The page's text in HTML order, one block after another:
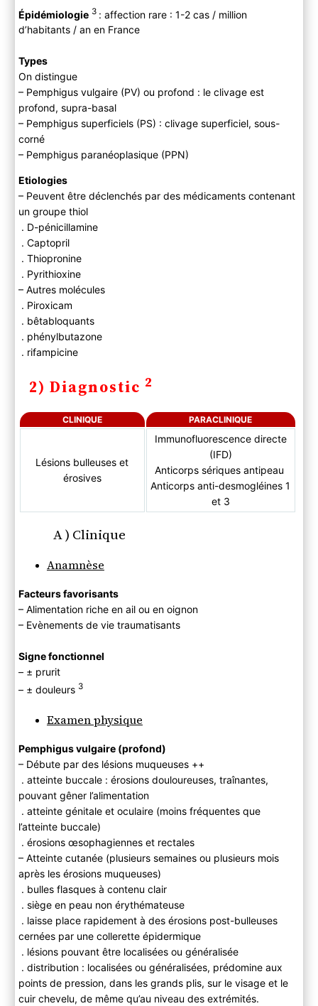
Pemphigus modérés à sévères
Traitements associés
Épidémiologie 3 : affection rare : 1-2 cas / million
d’habitants / an en France
Types
On distingue
– Pemphigus vulgaire (PV) ou profond : le clivage est
profond, supra-basal
– Pemphigus superficiels (PS) : clivage superficiel, sous-
corné
– Pemphigus paranéoplasique (PPN)
Etiologies
– Peuvent être déclenchés par des médicaments contenant
un groupe thiol
. D-pénicillamine
. Captopril
. Thiopronine
. Pyrithioxine
– Autres molécules
. Piroxicam
. bêtabloquants
. phénylbutazone
. rifampicine
2) Diagnostic 2
CLINIQUE PARACLINIQUE
Lésions bulleuses et
érosives
Immunofluorescence directe
(IFD)
Anticorps sériques antipeau
Anticorps anti-desmogléines 1
et 3
A ) Clinique
Anamnèse
Facteurs favorisants
– Alimentation riche en ail ou en oignon
– Evènements de vie traumatisants
Signe fonctionnel
– ± prurit
– ± douleurs 3
Examen physique
Pemphigus vulgaire (profond)
– Débute par des lésions muqueuses ++
. atteinte buccale : érosions douloureuses, traînantes,
pouvant gêner l’alimentation
. atteinte génitale et oculaire (moins fréquentes que
l’atteinte buccale)
. érosions œsophagiennes et rectales
– Atteinte cutanée (plusieurs semaines ou plusieurs mois
après les érosions muqueuses)
. bulles flasques à contenu clair
. siège en peau non érythémateuse
. laisse place rapidement à des érosions post-bulleuses
cernées par une collerette épidermique
. lésions pouvant être localisées ou généralisée
. distribution : localisées ou généralisées, prédomine aux
points de pression, dans les grands plis, sur le visage et le
cuir chevelu, de même qu’au niveau des extrémités.